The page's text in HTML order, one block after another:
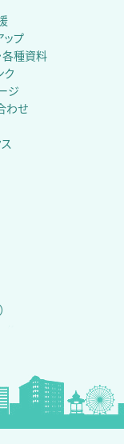
ップ
各種資料
ク
ジ
わせ